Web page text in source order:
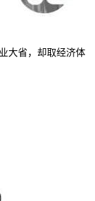
大省，却取经济体